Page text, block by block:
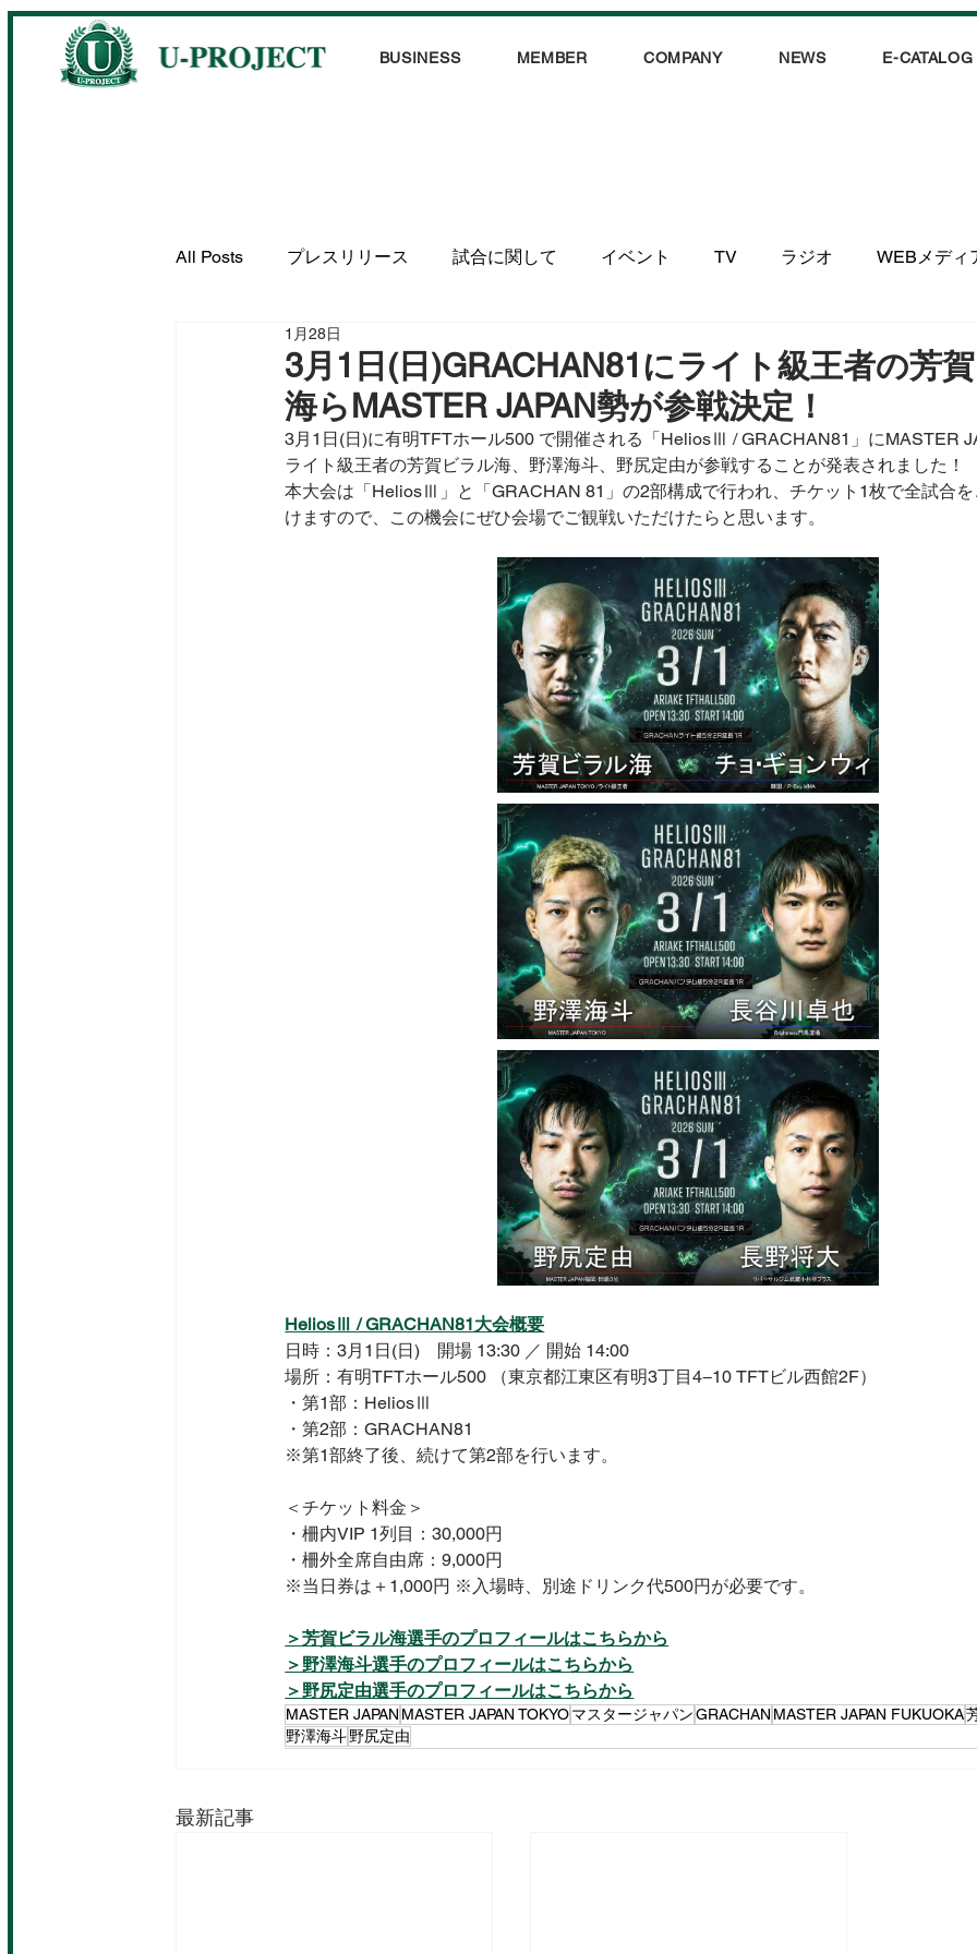
BUSINESS MEMBER COMPANY NEWS E-CATALOG
All Posts プレスリリース 試合に関して イベント TV ラジオ WEBメディ
出演情報 掲載情報
3月1日(日)GRACHAN81にライト級王者の芳
海らMASTER JAPAN勢が参戦決定！
1月28日
3月1日(日)に有明TFTホール500 で開催される「HeliosⅢ / GRACHAN81」にMASTER
ライト級王者の芳賀ビラル海、野澤海斗、野尻定由が参戦することが発表されました！
本大会は「HeliosⅢ」と「GRACHAN 81」の2部構成で行われ、チケット1枚で全試合
けますので、この機会にぜひ会場でご観戦いただけたらと思います。
HeliosⅢ / GRACHAN81大会概要
日時：3月1日(日)　開場 13:30 ／ 開始 14:00
場所：有明TFTホール500 （東京都江東区有明3丁目4−10 TFTビル西館2F）
・第1部：HeliosⅢ
・第2部：GRACHAN81
※第1部終了後、続けて第2部を行います。
＜チケット料金＞
・柵内VIP 1列目：30,000円
・柵外全席自由席：9,000円
※当日券は＋1,000円 ※入場時、別途ドリンク代500円が必要です。
＞芳賀ビラル海選手のプロフィールはこちらから
＞野澤海斗選手のプロフィールはこちらから
＞野尻定由選手のプロフィールはこちらから
MASTER JAPAN MASTER JAPAN TOKYOマスタージャパン GRACHAN MASTER JAPAN FUKUOKA
野澤海斗野尻定由
最新記事